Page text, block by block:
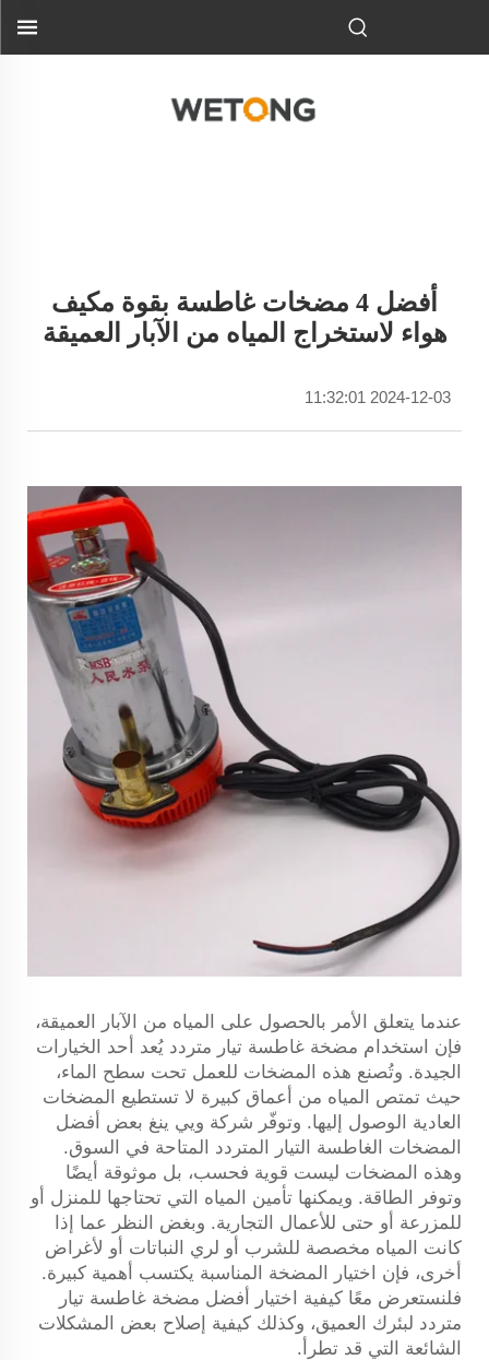
أفضل 4 مضخات غاطسة بقوة مكيف
هواء لاستخراج المياه من الآبار العميقة
2024-12-03 11:32:01
عندما يتعلق الأمر بالحصول على المياه من الآبار العميقة،
فإن استخدام مضخة غاطسة تيار متردد يُعد أحد الخيارات
الجيدة. وتُصنع هذه المضخات للعمل تحت سطح الماء،
حيث تمتص المياه من أعماق كبيرة لا تستطيع المضخات
العادية الوصول إليها. وتوفّر شركة ويي ينغ بعض أفضل
المضخات الغاطسة التيار المتردد المتاحة في السوق.
وهذه المضخات ليست قوية فحسب، بل موثوقة أيضًا
وتوفر الطاقة. ويمكنها تأمين المياه التي تحتاجها للمنزل أو
للمزرعة أو حتى للأعمال التجارية. وبغض النظر عما إذا
كانت المياه مخصصة للشرب أو لري النباتات أو لأغراض
أخرى، فإن اختيار المضخة المناسبة يكتسب أهمية كبيرة.
فلنستعرض معًا كيفية اختيار أفضل مضخة غاطسة تيار
متردد لبئرك العميق، وكذلك كيفية إصلاح بعض المشكلات
الشائعة التي قد تطرأ.